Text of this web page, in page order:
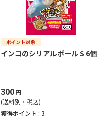
インコのシリアルボール S 6個
300円
(送料別・税込)
獲得ポイント : 3